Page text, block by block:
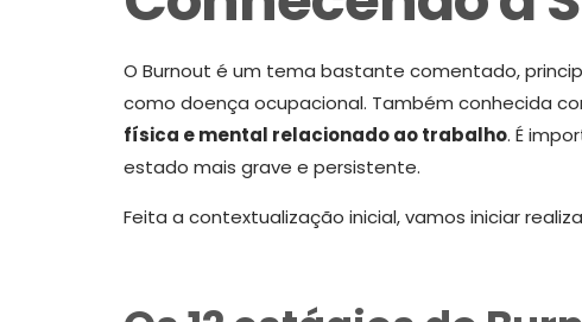
O Burnout é um tema bastante comentado,
como doença ocupacional. Também conhecida
física e mental relacionado ao trabalho. É
estado mais grave e persistente.
Feita a contextualização inicial, vamos iniciar